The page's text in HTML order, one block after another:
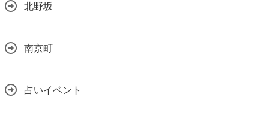
北野坂
南京町
占いイベント